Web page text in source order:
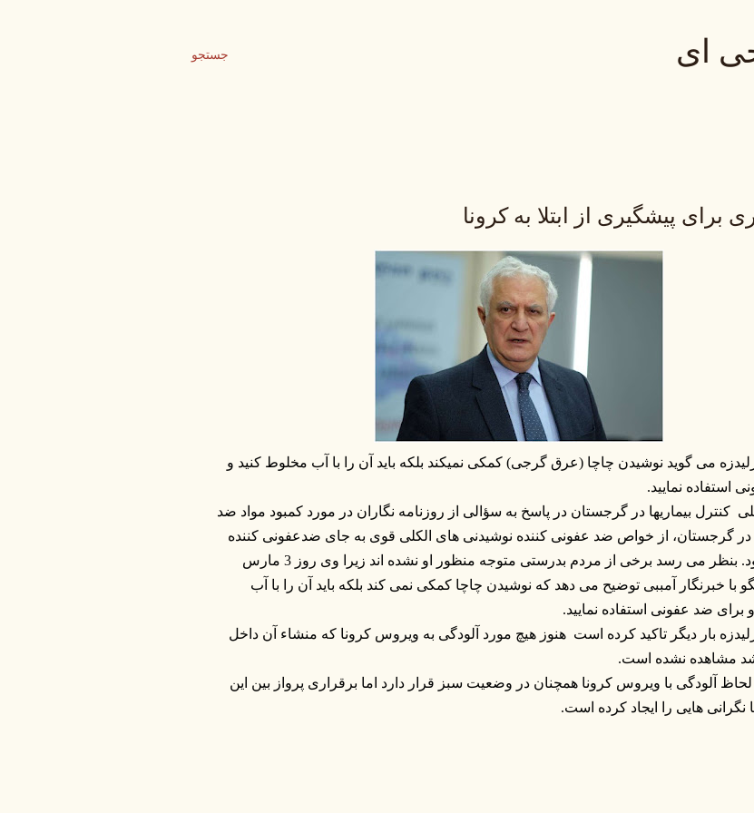
جستجو ای
برای پیشگیری از ابتلا به کرونا
می گوید نوشیدن چاچا (عرق گرجی) کمکی نمیکند بلکه باید آن را با آب مخلوط کنید و
استفاده نمایید.
کنترل بیماریها در گرجستان در پاسخ به سؤالی از روزنامه نگاران در مورد کمبود مواد ضد
در گرجستان، از خواص ضد عفونی کننده نوشیدنی های الکلی قوی به جای ضدعفونی کننده
سخن گفته بود. بنظر می رسد برخی از مردم بدرستی متوجه منظور او نشده اند زیرا وی روز 3 مارس
با خبرنگار آمببی توضیح می دهد که نوشیدن چاچا کمکی نمی کند بلکه باید آن را با آب
برای ضد عفونی استفاده نمایید.
بار دیگر تاکید کرده است هنوز هیچ مورد آلودگی به ویروس کرونا که منشاء آن داخل
مشاهده نشده است.
آلودگی با ویروس کرونا همچنان در وضعیت سبز قرار دارد اما برقراری پرواز بین این
نگرانی هایی را ایجاد کرده است.